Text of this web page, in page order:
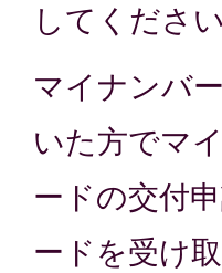
してください
マイナンバ
いた方でマ
ードの交付
ードを受け